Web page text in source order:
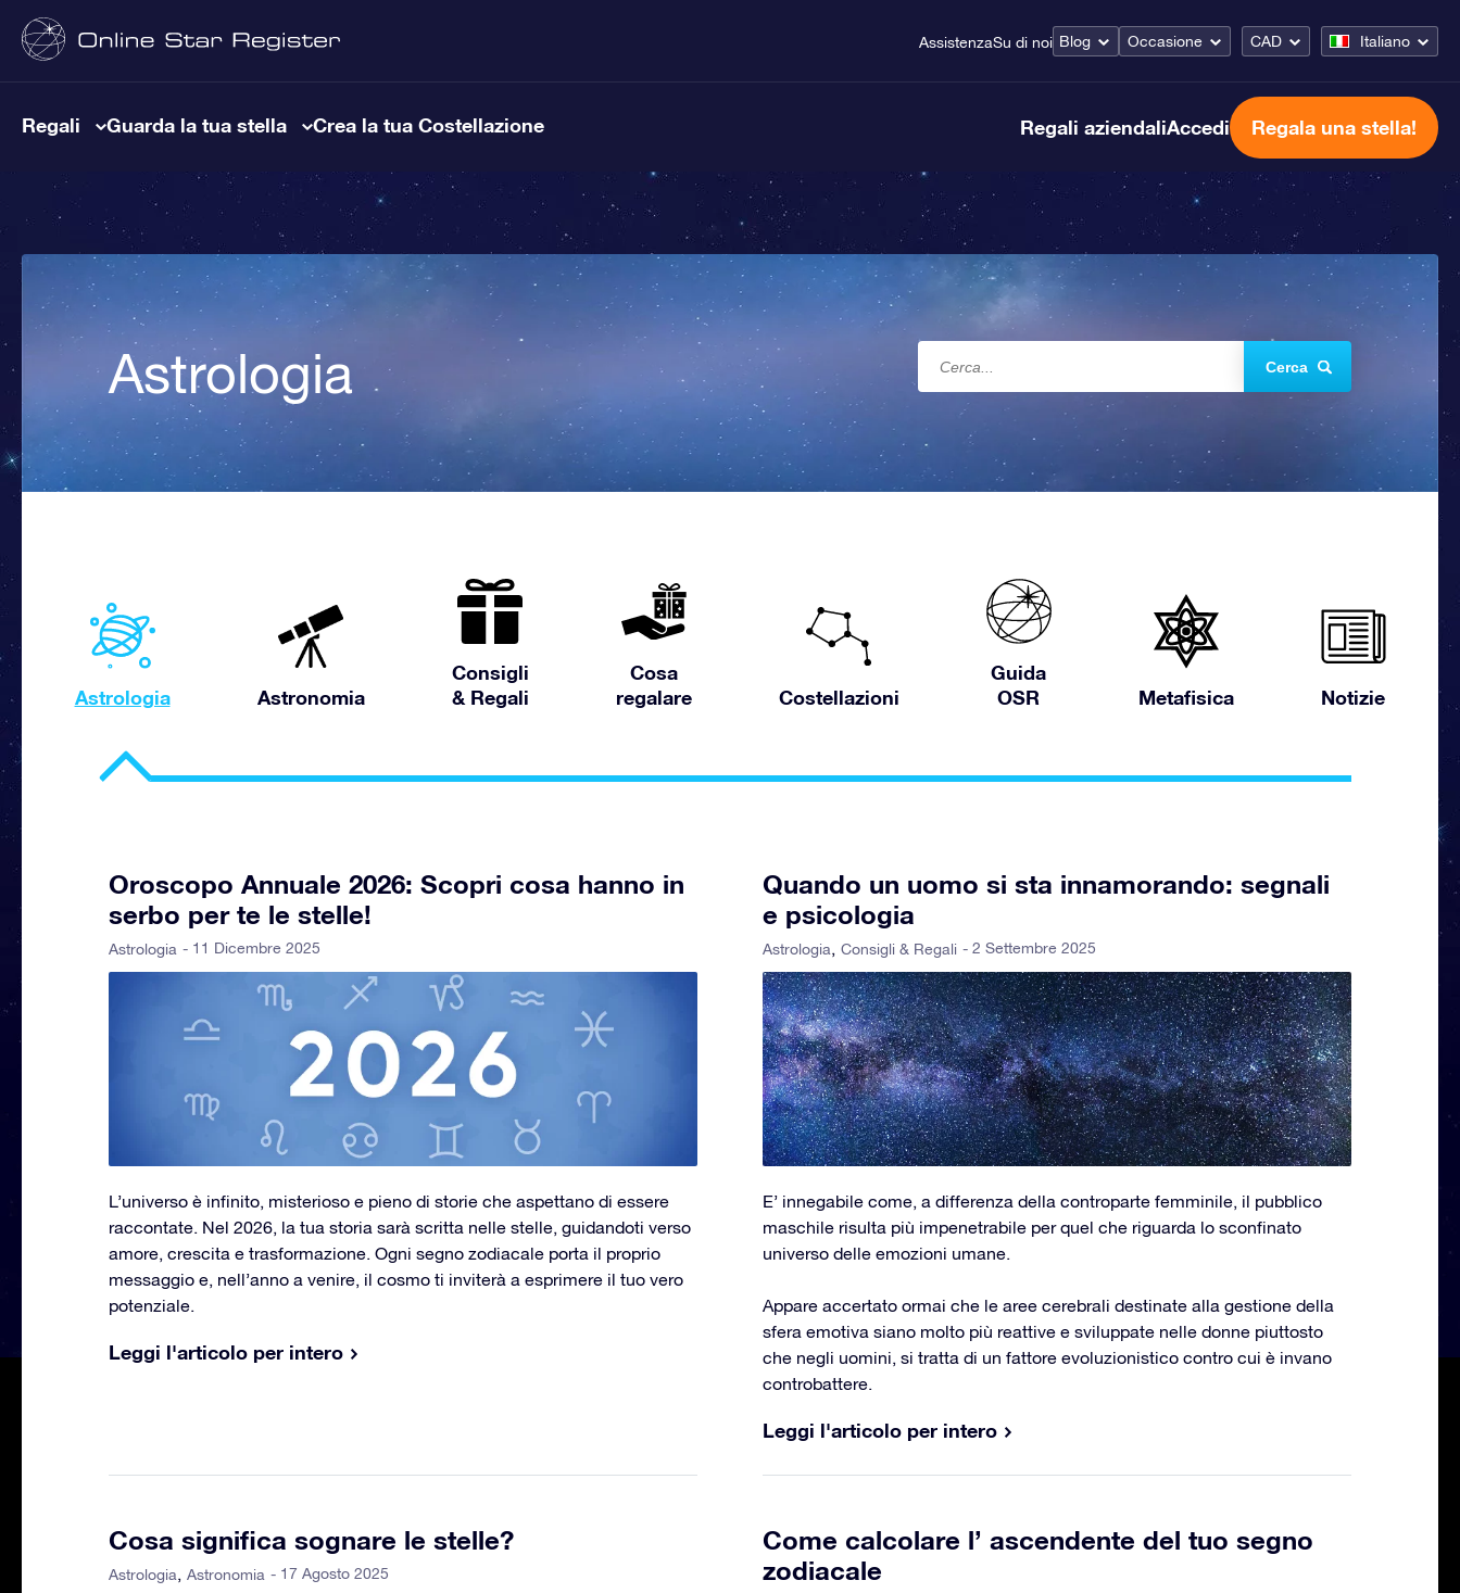
AssistenzaSu di noi Blog Occasione CAD Italiano
Regali Guarda la tua stella Crea la tua Costellazione Regali aziendaliAccedi Regala una stella!
Astrologia Cerca
Astrologia Astronomia
Consigli
& Regali
Cosa
regalare
Costellazioni
Guida
OSR
Metafisica Notizie
Oroscopo Annuale 2026: Scopri cosa hanno in
serbo per te le stelle!
Astrologia - 11 Dicembre 2025
L’universo è infinito, misterioso e pieno di storie che aspettano di essere
raccontate. Nel 2026, la tua storia sarà scritta nelle stelle, guidandoti verso
amore, crescita e trasformazione. Ogni segno zodiacale porta il proprio
messaggio e, nell’anno a venire, il cosmo ti inviterà a esprimere il tuo vero
potenziale.
Leggi l'articolo per intero
Quando un uomo si sta innamorando: segnali
e psicologia
Astrologia Consigli & Regali - 2 Settembre 2025
E’ innegabile come, a differenza della controparte femminile, il pubblico
maschile risulta più impenetrabile per quel che riguarda lo sconfinato
universo delle emozioni umane.
Appare accertato ormai che le aree cerebrali destinate alla gestione della
sfera emotiva siano molto più reattive e sviluppate nelle donne piuttosto
che negli uomini, si tratta di un fattore evoluzionistico contro cui è invano
controbattere.
Leggi l'articolo per intero
Cosa significa sognare le stelle?
Astrologia Astronomia - 17 Agosto 2025
Come calcolare l’ ascendente del tuo segno
zodiacale